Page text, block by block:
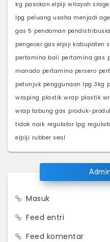
kg pasokan elpiji wilayah
lpg peluang usaha menjadi
gas 5 pendoman
pengecer gas elpiji kabupaten
pertamina bali pertamina gas
manado pertamina persero
petunjuk penggunaan lpg 3kg
wraping plastik wrap plastik
wrap tabung gas produk-
tidak naik regulator lpg
elpiji rubber seal
Masuk
Feed entri
Feed komentar